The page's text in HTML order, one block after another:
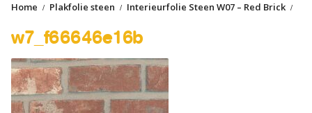
Glitter
Natuursteen
Textiel
Gereedschap
Home Plakfolie steen
Interieurfolie Steen W07 – Red Brick
w7_f66646e16b